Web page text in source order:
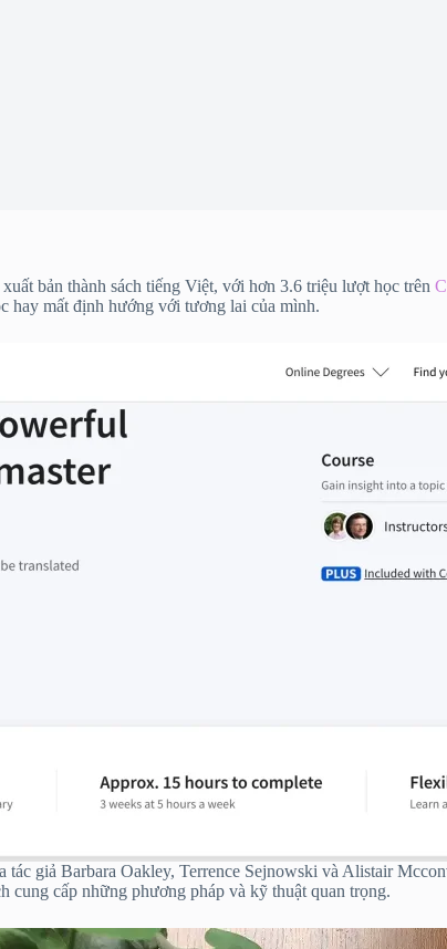
bản thành sách tiếng Việt, với hơn 3.6 triệu lượt học trên
hay mất định hướng với tương lai của mình.
tác giả Barbara Oakley, Terrence Sejnowski và Alistair
cung cấp những phương pháp và kỹ thuật quan trọng.